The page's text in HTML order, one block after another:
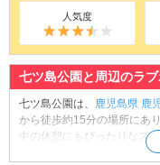
人気度
七ツ島公園と周辺のラ
七ツ島公園は、 鹿児島県 鹿
から徒歩約15分の場所にあ
中の休憩にもぴったりなス
ールやサッカーの試合・練